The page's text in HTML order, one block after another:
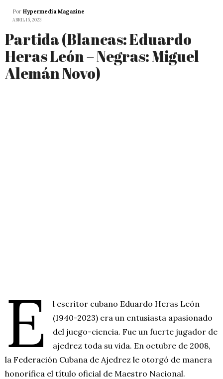
Por Hypermedia Magazine
ABRIL 15, 2023
Partida (Blancas: Eduardo
Heras León – Negras: Miguel
Alemán Novo)
E
l escritor cubano Eduardo Heras León
(1940-2023) era un entusiasta apasionado
del juego-ciencia. Fue un fuerte jugador de
ajedrez toda su vida. En octubre de 2008,
la Federación Cubana de Ajedrez le otorgó de manera
honorífica el título oficial de Maestro Nacional.